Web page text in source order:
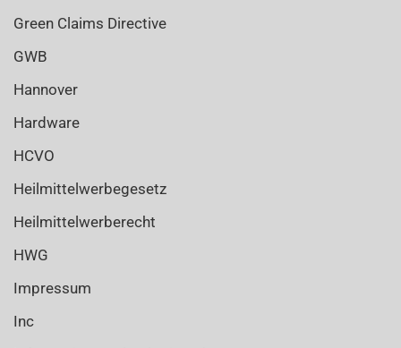
Green Claims Directive
GWB
Hannover
Hardware
HCVO
Heilmittelwerbegesetz
Heilmittelwerberecht
HWG
Impressum
Inc